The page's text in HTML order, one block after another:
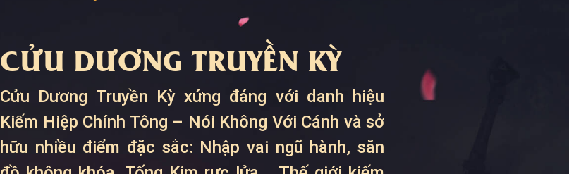
CỬU DƯƠNG TRUYỀN KỲ
Cửu Dương Truyền Kỳ xứng đáng với danh hiệu
Kiếm Hiệp Chính Tông – Nói Không Với Cánh và sở
hữu nhiều điểm đặc sắc: Nhập vai ngũ hành, săn